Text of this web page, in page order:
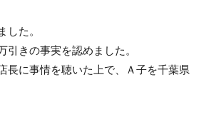
た。
きの事実を認めました。
長に事情を聴いた上で、Ａ子を千葉県